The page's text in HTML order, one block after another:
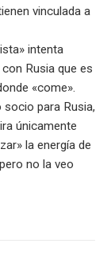
vinculada a
intenta
Rusia que es
«come».
para Rusia,
únicamente
la energía de
no la veo